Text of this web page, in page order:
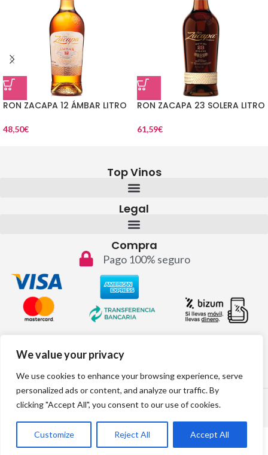
We value your privacy
We use cookies to enhance your browsing experience, serve
personalized ads or content, and analyze our traffic. By
clicking "Accept All", you consent to our use of cookies.
Customize Reject All Accept All
RON ZACAPA 12 ÁMBAR LITRO
48,50€
RON ZACAPA 23 SOLERA LITRO
61,59€
Top Vinos
Legal
Compra
Pago 100% seguro
info@topvinos.com
2024 © Todos los derechos reservados
Desarrollo web por: